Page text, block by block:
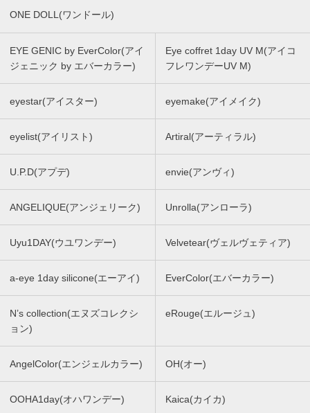
ONE DOLL(ワンドール)
EYE GENIC by EverColor(アイ
ジェニック by エバーカラー)
Eye coffret 1day UV M(アイコ
フレワンデーUV M)
eyestar(アイスター) eyemake(アイメイク)
eyelist(アイリスト) Artiral(アーティラル)
U.P.D(アプデ) envie(アンヴィ)
ANGELIQUE(アンジェリーク) Unrolla(アンローラ)
Uyu1DAY(ウユワンデー) Velvetear(ヴェルヴェティア)
a-eye 1day silicone(エーアイ) EverColor(エバーカラー)
N’s collection(エヌズコレクシ
ョン)
eRouge(エルージュ)
AngelColor(エンジェルカラー) OH(オー)
OOHA1day(オハワンデー) Kaica(カイカ)